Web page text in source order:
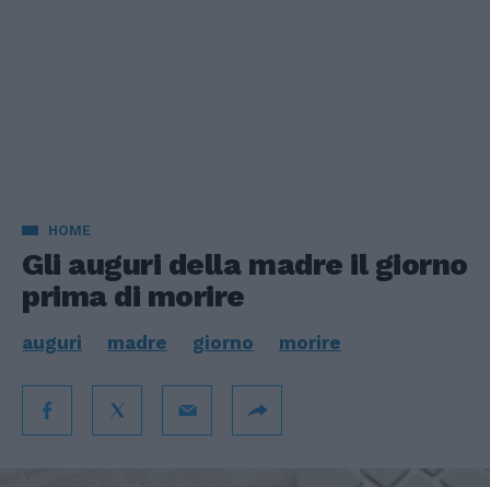
HOME
Gli auguri della madre il giorno
prima di morire
auguri madre giorno morire